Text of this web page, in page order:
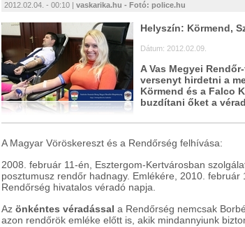
2012.02.04. - 00:10 | vaskarika.hu - Fotó: police.hu
Helyszín: Körmend,
Dátum: 2012.02.09.
A Vas Megyei
versenyt hirdetni a
Körmend és a Falco
buzdítani őket a
A Magyar Vöröskereszt és a Rendőrség felhívása:
2008. február 11-én, Esztergom-Kertvárosban
posztumusz rendőr hadnagy. Emlékére, 2010.
Rendőrség hivatalos véradó napja.
Az önkéntes véradással a Rendőrség nemcsak
azon rendőrök emléke előtt is, akik mindannyiunk